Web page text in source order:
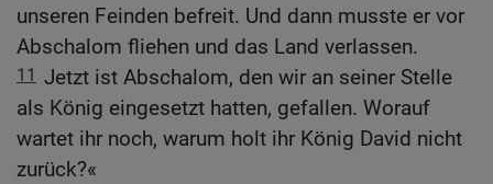
unseren Feinden befreit. Und dann musste er vor
Abschalom fliehen und das Land verlassen.
11 Jetzt ist Abschalom, den wir an seiner Stelle
als König eingesetzt hatten, gefallen. Worauf
wartet ihr noch, warum holt ihr König David nicht
zurück?«